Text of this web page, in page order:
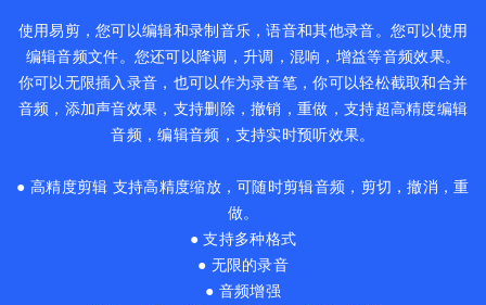
使用易剪，您可以编辑和录制音乐，语音和其他录音。您可以使用
编辑音频文件。您还可以降调，升调，混响，增益等音频效果。
你可以无限插入录音，也可以作为录音笔，你可以轻松截取和合并
音频，添加声音效果，支持删除，撤销，重做，支持超高精度编辑
音频，编辑音频，支持实时预听效果。
● 高精度剪辑 支持高精度缩放，可随时剪辑音频，剪切，撤消，重
做。
● 支持多种格式
● 无限的录音
● 音频增强